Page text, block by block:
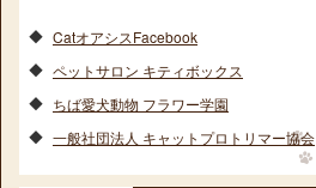
CatオアシスFacebook
ペットサロン キティボックス
ちば愛犬動物 フラワー学園
一般社団法人 キャットプロトリマー協会